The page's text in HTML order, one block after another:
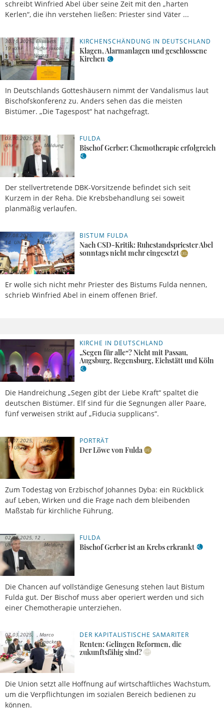
schreibt Winfried Abel über seine Zeit mit den „harten
Kerlen“, die ihn verstehen ließen: Priester sind Väter ...
KIRCHENSCHÄNDUNG IN DEUTSCHLAND
Klagen, Alarmanlagen und geschlossene
Kirchen
In Deutschlands Gotteshäusern nimmt der Vandalismus laut
Bischofskonferenz zu. Anders sehen das die meisten
Bistümer. „Die Tagespost“ hat nachgefragt.
30.10.2025,
19 Uhr
Elisabeth
Hüffer Jakob
Naser
FULDA
Bischof Gerber: Chemotherapie erfolgreich
Der stellvertretende DBK-Vorsitzende befindet sich seit
Kurzem in der Reha. Die Krebsbehandlung sei soweit
planmäßig verlaufen.
03.10.2025, 18
Uhr
Meldung
BISTUM FULDA
Nach CSD-Kritik: Ruhestandspriester Abel
sonntags nicht mehr eingesetzt
Er wolle sich nicht mehr Priester des Bistums Fulda nennen,
schrieb Winfried Abel in einem offenen Brief.
27.08.2025,
14 Uhr
Jakob
Ranke
KIRCHE IN DEUTSCHLAND
„Segen für alle“? Nicht mit Passau,
Augsburg, Regensburg, Eichstätt und Köln
Die Handreichung „Segen gibt der Liebe Kraft“ spaltet die
deutschen Bistümer. Elf sind für die Segnungen aller Paare,
fünf verweisen strikt auf „Fiducia supplicans“.
Meldung
PORTRÄT
Der Löwe von Fulda
Zum Todestag von Erzbischof Johannes Dyba: ein Rückblick
auf Leben, Wirken und die Frage nach dem bleibenden
Maßstab für kirchliche Führung.
23.07.2025,
21 Uhr
Regina
Einig
FULDA
Bischof Gerber ist an Krebs erkrankt
Die Chancen auf vollständige Genesung stehen laut Bistum
Fulda gut. Der Bischof muss aber operiert werden und sich
einer Chemotherapie unterziehen.
02.07.2025, 12
Uhr
Meldung
DER KAPITALISTISCHE SAMARITER
Renten: Gelingen Reformen, die
zukunftsfähig sind?
Die Union setzt alle Hoffnung auf wirtschaftliches Wachstum,
um die Verpflichtungen im sozialen Bereich bedienen zu
können.
07.03.2025,
07 Uhr
Marco
Bonacker